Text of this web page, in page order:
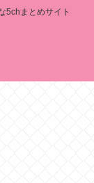
5chまとめサイト